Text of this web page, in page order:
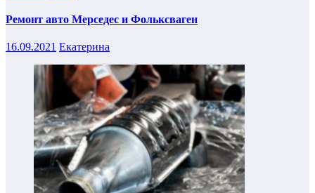
Ремонт авто Мерседес и Фольксваген
16.09.2021 Екатерина